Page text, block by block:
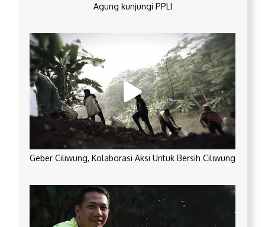
Agung kunjungi PPLI
Geber Ciliwung, Kolaborasi Aksi Untuk Bersih Ciliwung